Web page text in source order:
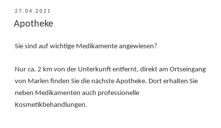
VERÖFFENTLICHT
AM
27.04.2021
Apotheke
Sie sind auf wichtige Medikamente angewiesen?
Nur ca. 2 km von der Unterkunft entfernt, direkt am Ortseingang
von Marlen finden Sie die nächste Apotheke. Dort erhalten Sie
neben Medikamenten auch professionelle
Kosmetikbehandlungen.